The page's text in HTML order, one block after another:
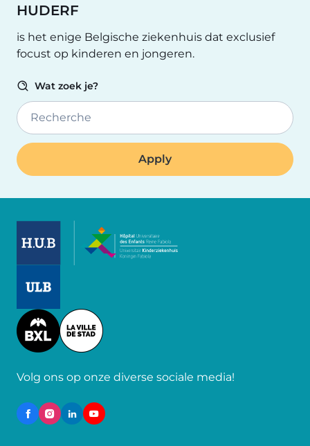
HUDERF
is het enige Belgische ziekenhuis dat exclusief
focust op kinderen en jongeren.
Wat zoek je?
Recherche
Image
Volg ons op onze diverse sociale media!